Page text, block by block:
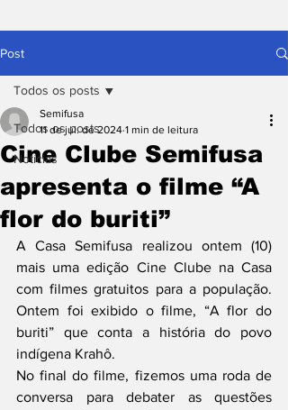
Post
Todos os posts
Notícias
Todos os posts
Cine Clube Semifusa
apresenta o filme “A
flor do buriti”
Semifusa
11 de jul. de 2024 1 min de leitura
A Casa Semifusa realizou ontem (10)
mais uma edição Cine Clube na Casa
com filmes gratuitos para a população.
Ontem foi exibido o filme, “A flor do
buriti” que conta a história do povo
indígena Krahô.
No final do filme, fizemos uma roda de
conversa para debater as questões